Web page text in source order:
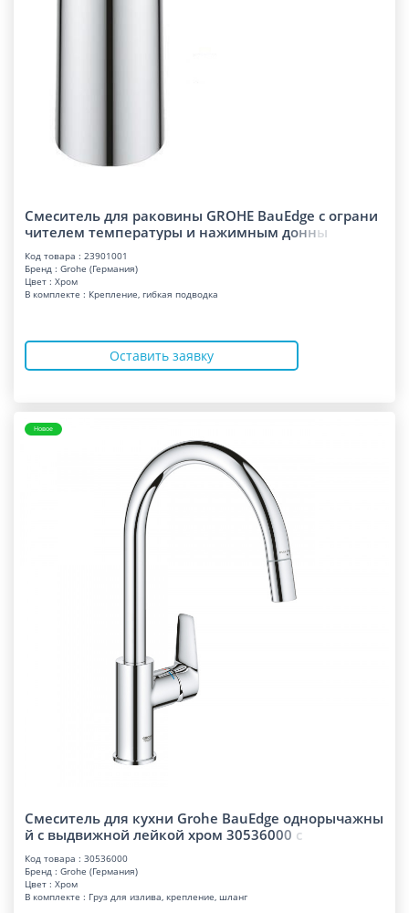
Смеситель для раковины GROHE BauEdge с ограни
чителем температуры и нажимным донны
Код товара : 23901001
Бренд : Grohe (Германия)
Цвет : Хром
В комплекте : Крепление, гибкая подводка
Оставить заявку
Новое
Смеситель для кухни Grohe BauEdge однорычажны
й с выдвижной лейкой хром 30536000 с
Код товара : 30536000
Бренд : Grohe (Германия)
Цвет : Хром
В комплекте : Груз для излива, крепление, шланг